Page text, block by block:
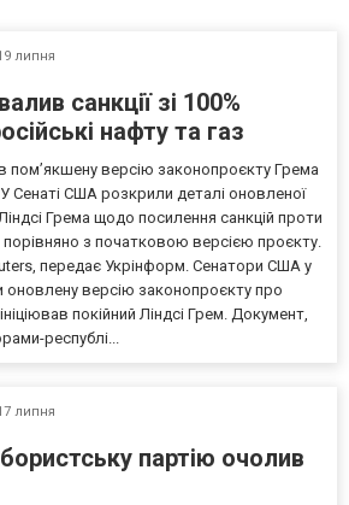
у
залі
автомобілів на
Оберіть авто в
переплат, з
швидким
прозорими
умовами.
Надійне рішення
замість кредиту.
липня
санкції зі 100%
нафту та газ
версію законопроєкту Грема
У Сенаті США розкрили деталі оновленої
Грема щодо посилення санкцій проти
з початковою версією проєкту.
передає Укрінформ. Сенатори США у
оновлену версію законопроєкту про
покійний Ліндсі Грем. Документ,
республі...
липня
партію очолив